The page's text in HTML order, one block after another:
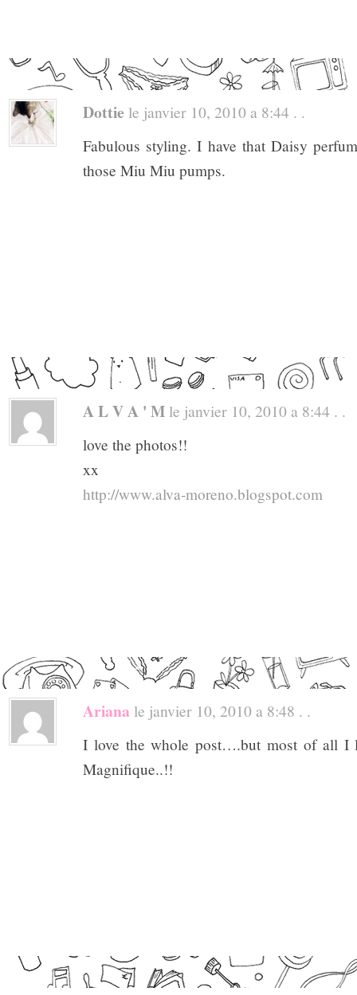
Dottie le janvier 10, 2010 a 8:44 . .
Fabulous styling. I have that Daisy
those Miu Miu pumps.
A L V A ' M le janvier 10, 2010 a 8:44 . .
love the photos!!
xx
http://www.alva-moreno.blogspot.com
Ariana le janvier 10, 2010 a 8:48 . .
I love the whole post….but most of all I
Magnifique..!!